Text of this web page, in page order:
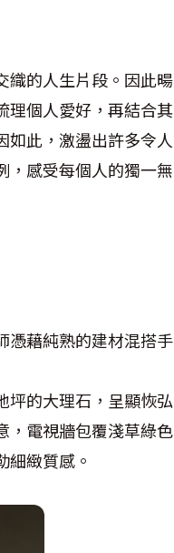
織的人生片段。因此暘
理個人愛好，再結合其
如此，激盪出許多令人
，感受每個人的獨一無
憑藉純熟的建材混搭手
坪的大理石，呈顯恢弘
，電視牆包覆淺草綠色
緻質感。